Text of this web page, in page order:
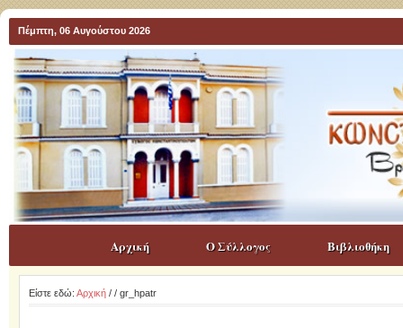
Πέμπτη, 06 Αυγούστου 2026
Αρχική Ο Σύλλογος Βιβλιοθήκη
Είστε εδώ: Αρχική/ / gr_hpatr